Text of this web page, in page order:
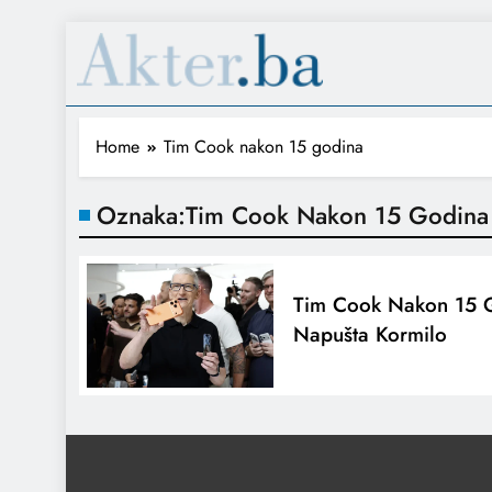
Home Tim Cook nakon 15 godina
Oznaka:Tim Cook Nakon 15 Godina
Tim Cook Nakon 15
Napušta Kormilo